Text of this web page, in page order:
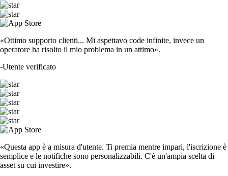
«Ottimo supporto clienti... Mi aspettavo code infinite, invece un
operatore ha risolto il mio problema in un attimo».
-Utente verificato
«Questa app è a misura d'utente. Ti premia mentre impari, l'iscrizione è
semplice e le notifiche sono personalizzabili. C'è un'ampia scelta di
asset su cui investire».